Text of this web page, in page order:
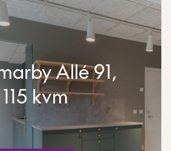
Allé 91,
115 kvm